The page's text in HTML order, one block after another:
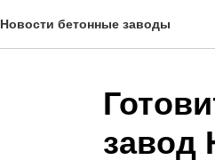
Новости бетонные заводы
завод